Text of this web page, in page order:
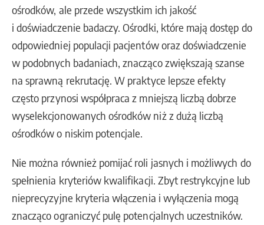
ośrodków, ale przede wszystkim ich jakość
i doświadczenie badaczy. Ośrodki, które mają dostęp do
odpowiedniej populacji pacjentów oraz doświadczenie
w podobnych badaniach, znacząco zwiększają szanse
na sprawną rekrutację. W praktyce lepsze efekty
często przynosi współpraca z mniejszą liczbą dobrze
wyselekcjonowanych ośrodków niż z dużą liczbą
ośrodków o niskim potencjale.
Nie można również pomijać roli jasnych i możliwych do
spełnienia kryteriów kwalifikacji. Zbyt restrykcyjne lub
nieprecyzyjne kryteria włączenia i wyłączenia mogą
znacząco ograniczyć pulę potencjalnych uczestników.